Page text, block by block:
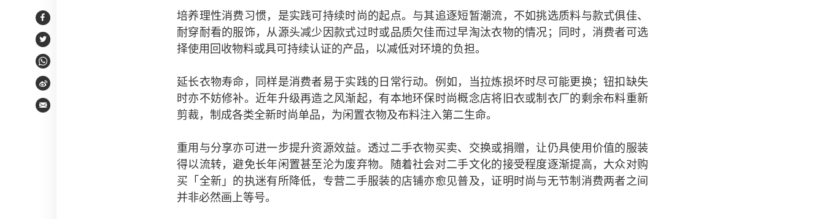
Facebook
Twitter
WhatsApp
Weibo
Email
培养理性消费习惯，是实践可持续时尚的起点。与其追逐短暂潮流，不如挑选质料与款式俱佳、
耐穿耐看的服饰，从源头减少因款式过时或品质欠佳而过早淘汰衣物的情况；同时，消费者可选
择使用回收物料或具可持续认证的产品，以减低对环境的负担。
延长衣物寿命，同样是消费者易于实践的日常行动。例如，当拉炼损坏时尽可能更换；钮扣缺失
时亦不妨修补。近年升级再造之风渐起，有本地环保时尚概念店将旧衣或制衣厂的剩余布料重新
剪裁，制成各类全新时尚单品，为闲置衣物及布料注入第二生命。
重用与分享亦可进一步提升资源效益。透过二手衣物买卖、交换或捐赠，让仍具使用价值的服装
得以流转，避免长年闲置甚至沦为废弃物。随着社会对二手文化的接受程度逐渐提高，大众对购
买「全新」的执迷有所降低，专营二手服装的店铺亦愈见普及，证明时尚与无节制消费两者之间
并非必然画上等号。